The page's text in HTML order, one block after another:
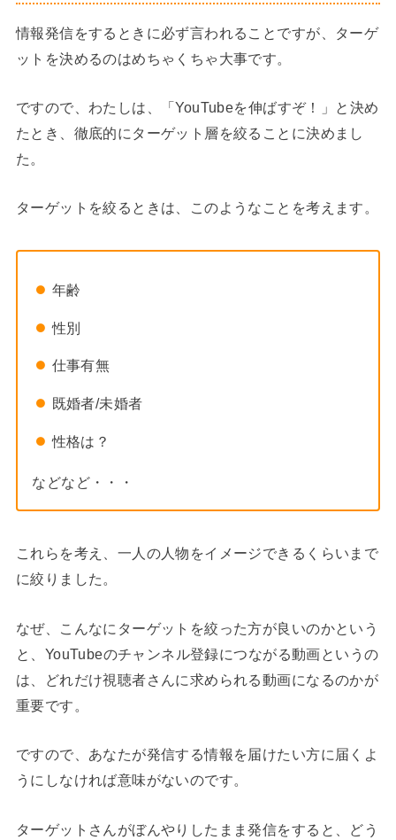
情報発信をするときに必ず言われることですが、ターゲ
ットを決めるのはめちゃくちゃ大事です。
ですので、わたしは、「YouTubeを伸ばすぞ！」と決め
たとき、徹底的にターゲット層を絞ることに決めまし
た。
ターゲットを絞るときは、このようなことを考えます。
年齢
性別
仕事有無
既婚者/未婚者
性格は？
などなど・・・
これらを考え、一人の人物をイメージできるくらいまで
に絞りました。
なぜ、こんなにターゲットを絞った方が良いのかという
と、YouTubeのチャンネル登録につながる動画というの
は、どれだけ視聴者さんに求められる動画になるのかが
重要です。
ですので、あなたが発信する情報を届けたい方に届くよ
うにしなければ意味がないのです。
ターゲットさんがぼんやりしたまま発信をすると、どう